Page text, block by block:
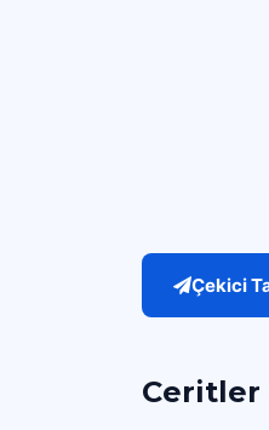
Çekici
Ceritler